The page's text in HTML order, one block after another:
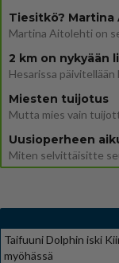
2 km on nykyään
Miesten tuijotus
Taifuuni Dolphin iski
myöhässä